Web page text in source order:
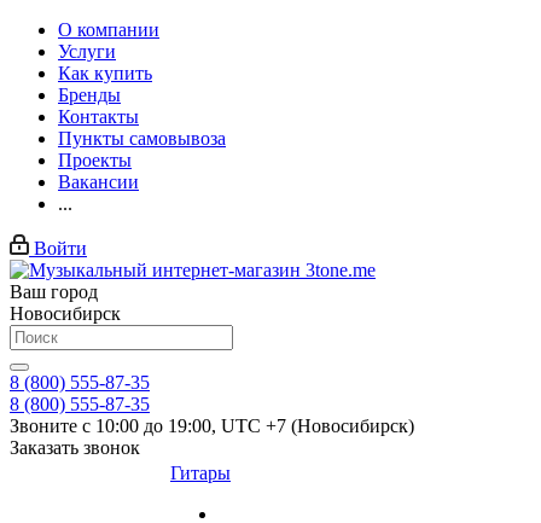
О компании
Услуги
Как купить
Бренды
Контакты
Пункты самовывоза
Проекты
Вакансии
...
Войти
Ваш город
Новосибирск
8 (800) 555-87-35
8 (800) 555-87-35
Звоните с 10:00 до 19:00, UTC +7 (Новосибирск)
Заказать звонок
Гитары